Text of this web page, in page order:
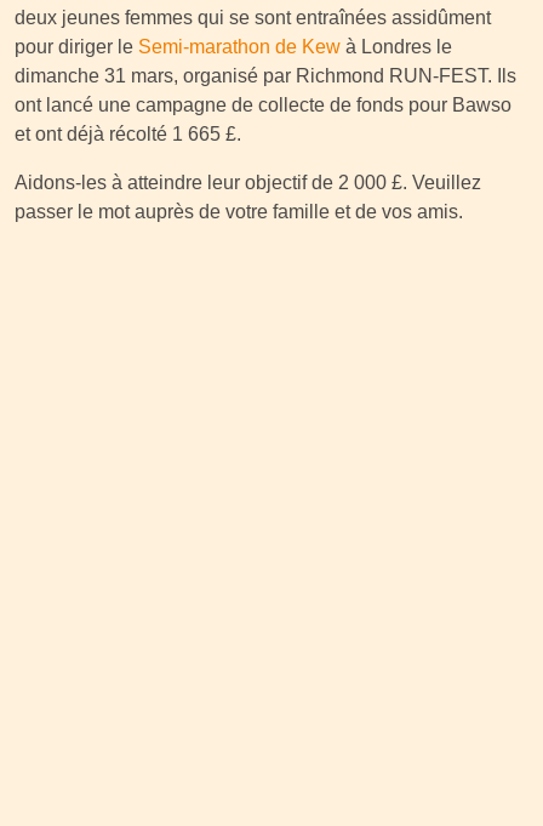
deux jeunes femmes qui se sont entraînées assidûment
pour diriger le Semi-marathon de Kew à Londres le
dimanche 31 mars, organisé par Richmond RUN-FEST. Ils
ont lancé une campagne de collecte de fonds pour Bawso
et ont déjà récolté 1 665 £.
Aidons-les à atteindre leur objectif de 2 000 £. Veuillez
passer le mot auprès de votre famille et de vos amis.